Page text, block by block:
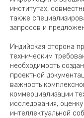
институтах,
также
запросов и
Индийская сторона
техническим
необходимость
проектной
важность
коммерциализации
исследования,
интеллектуальной